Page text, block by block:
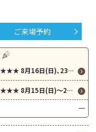
ご来場予約
★★★愛知県 県下一斉 完成現場見学会★★★ 8月16日(日)、23日(日)の２日間限定開催！！！ 27坪の平屋、内装、外観にもこだわったお住まいです。
★★★愛知県 県下一斉 完成現場見学会★★★ 8月15日(日)～23日(日)随時開催！！！